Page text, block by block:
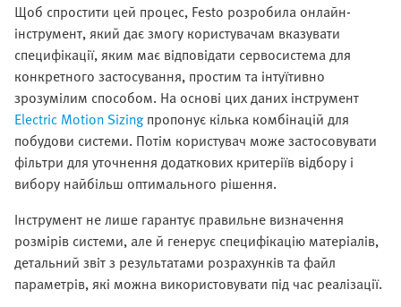
Щоб спростити цей процес, Festo розробила онлайн-
інструмент, який дає змогу користувачам вказувати
специфікації, яким має відповідати сервосистема для
конкретного застосування, простим та інтуїтивно
зрозумілим способом. На основі цих даних інструмент
Electric Motion Sizing пропонує кілька комбінацій для
побудови системи. Потім користувач може застосовувати
фільтри для уточнення додаткових критеріїв відбору і
вибору найбільш оптимального рішення.
Інструмент не лише гарантує правильне визначення
розмірів системи, але й генерує специфікацію матеріалів,
детальний звіт з результатами розрахунків та файл
параметрів, які можна використовувати під час реалізації.